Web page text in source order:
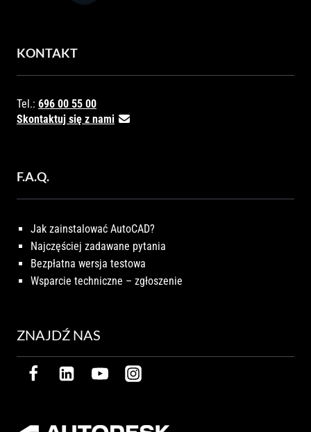
KONTAKT
Tel.: 696 00 55 00
Skontaktuj się z nami
F.A.Q.
Jak zainstalować AutoCAD?
Najczęściej zadawane pytania
Bezpłatna wersja testowa
Wsparcie techniczne – zgłoszenie
ZNAJDŹ NAS